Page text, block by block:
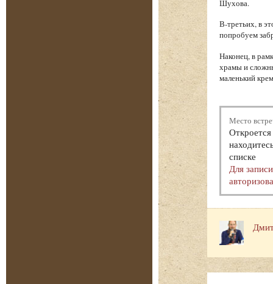
Шухова.
В-третьих, в
попробуем
Наконец, в
храмы и
маленький
Место
списке
Для